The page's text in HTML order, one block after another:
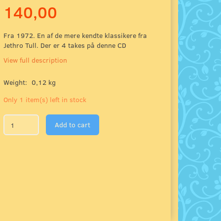
140,00
Fra 1972. En af de mere kendte klassikere fra
Jethro Tull. Der er 4 takes på denne CD
View full description
Weight: 0,12 kg
Only 1 item(s) left in stock
Add to cart